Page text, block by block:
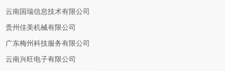
云南国瑞信息技术有限公司
贵州佳美机械有限公司
广东梅州科技服务有限公司
云南兴旺电子有限公司